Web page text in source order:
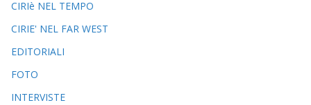
CIRIè NEL TEMPO
CIRIE' NEL FAR WEST
EDITORIALI
FOTO
INTERVISTE